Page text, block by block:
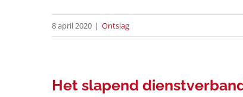
8 april 2020 | Ontslag
Het slapend